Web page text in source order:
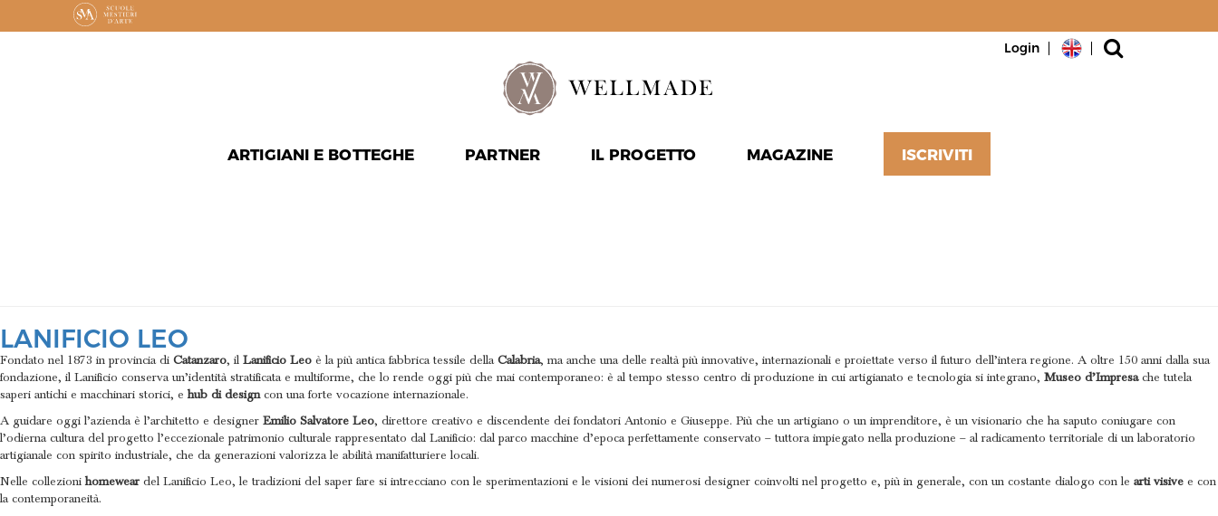
Login
ARTIGIANI E BOTTEGHE PARTNER IL PROGETTO MAGAZINE ISCRIVITI
LANIFICIO LEO
Fondato nel 1873 in provincia di Catanzaro, il Lanificio Leo è la più antica fabbrica tessile dellaCalabria, ma anche una delle realtà più innovative, internazionali e proiettate verso il futuro dell’intera regione. A oltre 150 anni dalla sua
fondazione, il Lanificio conserva un’identità stratificata e multiforme, che lo rende oggi più che mai contemporaneo: è al tempo stesso centro di produzione in cui artigianato e tecnologia si integrano, Museo d’Impresache tutela
saperi antichi e macchinari storici, ehub di designcon una forte vocazione internazionale.
A guidare oggi l’azienda è l’architetto e designer Emilio Salvatore Leo, direttore creativo e discendente dei fondatori Antonio e Giuseppe. Più che un artigiano o un imprenditore, è un visionario che ha saputo coniugare con
l’odierna cultura del progetto l’eccezionale patrimonio culturale rappresentato dal Lanificio: dal parco macchine d’epoca perfettamente conservato – tuttora impiegato nella produzione – al radicamento territoriale di un laboratorio
artigianale con spirito industriale, che da generazioni valorizza le abilità manifatturiere locali.
Nelle collezionihomewear del Lanificio Leo, le tradizioni del saper fare si intrecciano con le sperimentazioni e le visioni dei numerosi designer coinvolti nel progetto e, più in generale, con un costante dialogo con le arti visive e con
la contemporaneità.